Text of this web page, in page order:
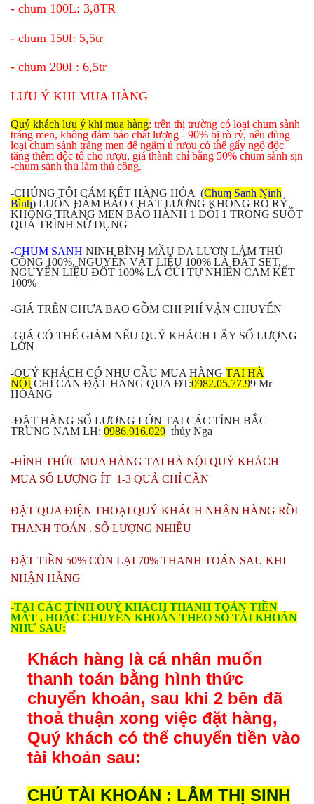
- chum 100L: 3,8TR
- chum 150l: 5,5tr
- chum 200l : 6,5tr
LƯU Ý KHI MUA HÀNG
Quý khách lưu ý khi mua hàng: trên thị trường có loại chum sành
tráng men, không đảm bảo chất lượng - 90% bị rò rỷ, nếu dùng
loại chum sành tráng men để ngâm ủ rượu có thể gây ngộ độc
tăng thêm độc tố cho rượu, giá thành chỉ bằng 50% chum sành sịn
-chum sành thủ làm thủ công.
-CHÚNG TÔI CÁM KẾT HÀNG HÓA (Chum Sanh Ninh
Bình) LUÔN ĐẢM BẢO CHẤT LƯỢNG KHÔNG RÒ RỶ,
KHÔNG TRÁNG MEN BẢO HÀNH 1 ĐỔI 1 TRONG SUỐT
QUÁ TRÌNH SỬ DỤNG
-CHUM SANH NINH BÌNH MẦU DA LƯƠN LÀM THỦ
CÔNG 100%, NGUYÊN VẬT LIỆU 100% LÀ ĐẤT SET,
NGUYÊN LIỆU ĐỐT 100% LÀ CỦI TỰ NHIÊN CAM KẾT
100%
-GIÁ TRÊN CHƯA BAO GỒM CHI PHÍ VẬN CHUYỂN
-GIÁ CÓ THỂ GIẢM NẾU QUÝ KHÁCH LẤY SỐ LƯỢNG
LỚN
-QUÝ KHÁCH CÓ NHU CẦU MUA HÀNG TẠI HÀ
NỘI CHỈ CẦN ĐẶT HÀNG QUA ĐT:0982.05.77.99 Mr
HOÀNG
-ĐẶT HÀNG SỐ LƯỢNG LỚN TẠI CÁC TỈNH BẮC
TRUNG NAM LH: 0986.916.029 thúy Nga
-HÌNH THỨC MUA HÀNG TẠI HÀ NỘI QUÝ KHÁCH
MUA SỐ LƯỢNG ÍT 1-3 QUẢ CHỈ CẦN
ĐẶT QUA ĐIỆN THOẠI QUÝ KHÁCH NHẬN HÀNG RỒI
THANH TOÁN . SỐ LƯỢNG NHIỀU
ĐẶT TIỀN 50% CÒN LẠI 70% THANH TOÁN SAU KHI
NHẬN HÀNG
-TẠI CÁC TỈNH QUÝ KHÁCH THANH TOÁN TIỀN
MẶT , HOẶC CHUYỂN KHOẢN THEO SỐ TÀI KHOẢN
NHƯ SAU:
Khách hàng là cá nhân muốn
thanh toán bằng hình thức
chuyển khoản, sau khi 2 bên đã
thoả thuận xong việc đặt hàng,
Quý khách có thể chuyển tiền vào
tài khoản sau:
CHỦ TÀI KHOẢN : LÂM THỊ SINH